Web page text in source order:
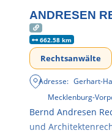
ANDRESEN
662.58 km
Rechtsanwälte
Adresse: Gerhart-
Mecklenburg-
Bernd Andresen
und